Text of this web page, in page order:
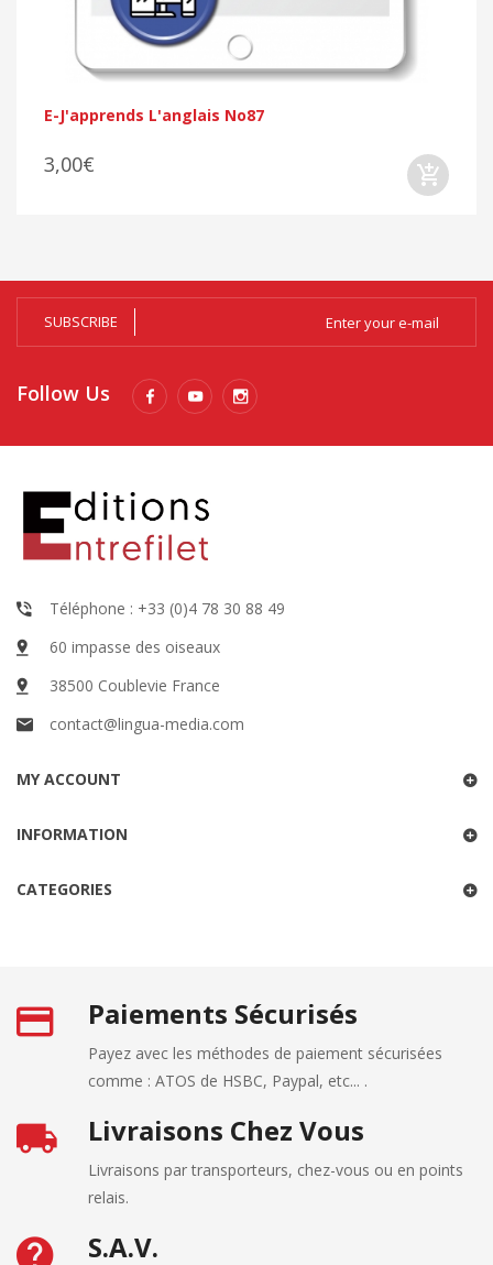
E-J'apprends L'anglais No87
3,00€
SUBSCRIBE
Follow Us
Téléphone : +33 (0)4 78 30 88 49
60 impasse des oiseaux
38500 Coublevie France
contact@lingua-media.com
MY ACCOUNT
INFORMATION
CATEGORIES
Paiements Sécurisés
Payez avec les méthodes de paiement sécurisées
comme : ATOS de HSBC, Paypal, etc... .
Livraisons Chez Vous
Livraisons par transporteurs, chez-vous ou en points
relais.
S.A.V.